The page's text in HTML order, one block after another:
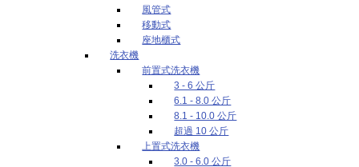
風管式
移動式
座地櫃式
洗衣機
前置式洗衣機
3 - 6 公斤
6.1 - 8.0 公斤
8.1 - 10.0 公斤
超過 10 公斤
上置式洗衣機
3.0 - 6.0 公斤